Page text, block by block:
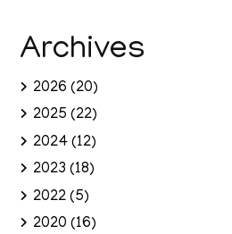
Archives
2026 (20)
2025 (22)
2024 (12)
2023 (18)
2022 (5)
2020 (16)